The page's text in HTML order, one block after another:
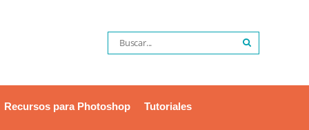
Recursos para Photoshop Tutoriales